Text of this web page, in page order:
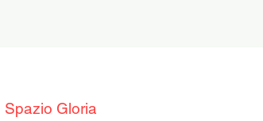
Spazio Gloria